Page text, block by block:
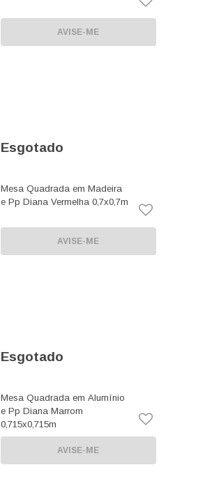
AVISE-ME
Esgotado
Mesa Quadrada em Madeira
e Pp Diana Vermelha 0,7x0,7m
AVISE-ME
Esgotado
Mesa Quadrada em Alumínio
e Pp Diana Marrom
0,715x0,715m
AVISE-ME